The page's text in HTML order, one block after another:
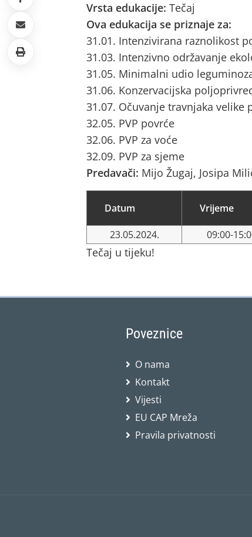
Vrsta edukacije: Tečaj
Ova edukacija se priznaje za:
31.01. Intenzivirana raznolikost
31.03. Intenzivno održavanje
31.05. Minimalni udio
31.06. Konzervacijska
31.07. Očuvanje travnjaka velike
32.05. PVP povrće
32.06. PVP za voće
32.09. PVP za sjeme
Predavači: Mijo Žugaj, Josipa
Datum Vrijeme
23.05.2024. 09:00-
Tečaj u tijeku!
Poveznice
O nama
Kontakt
Vijesti
EU CAP Mreža
Pravila privatnosti